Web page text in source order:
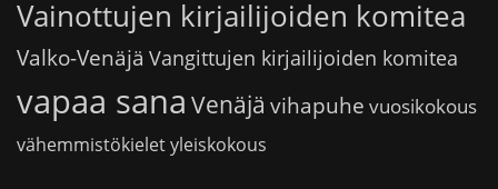
Vainottujen kirjailijoiden komitea
Valko-Venäjä Vangittujen kirjailijoiden komitea
vapaa sana Venäjä vihapuhe vuosikokous
vähemmistökieletyleiskokous